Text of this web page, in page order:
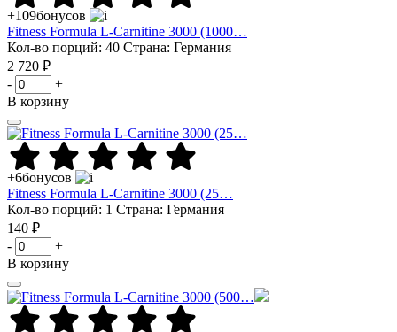
+109бонусов
Fitness Formula L-Carnitine 3000 (1000…
Кол-во порций: 40 Страна: Германия
2 720 ₽
-
+
В корзину
+6бонусов
Fitness Formula L-Carnitine 3000 (25…
Кол-во порций: 1 Страна: Германия
140 ₽
-
+
В корзину